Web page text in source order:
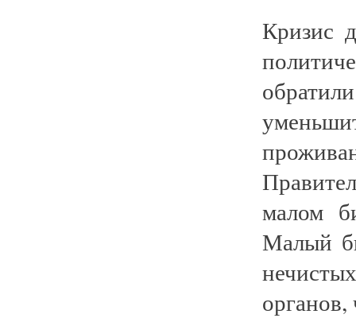
Кризис
малом
Малый